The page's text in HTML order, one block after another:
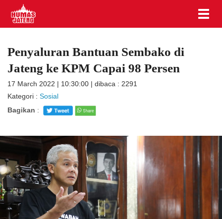
Penyaluran Bantuan Sembako di
Jateng ke KPM Capai 98 Persen
17 March 2022 | 10:30:00 | dibaca : 2291
Kategori : Sosial
Bagikan :